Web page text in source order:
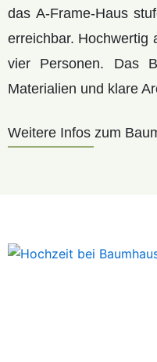
das A-Frame-Haus
erreichbar. Hochwertig
vier Personen. Das
Materialien und klare
Weitere Infos zum